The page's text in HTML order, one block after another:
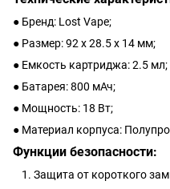
● Бренд: Lost Vape;
● Размер: 92 х 28.5 х 14 мм;
● Емкость картриджа: 2.5 мл;
● Батарея: 800 мАч;
● Мощность: 18 Вт;
● Материал корпуса:
Функции безопасности:
Защита от короткого